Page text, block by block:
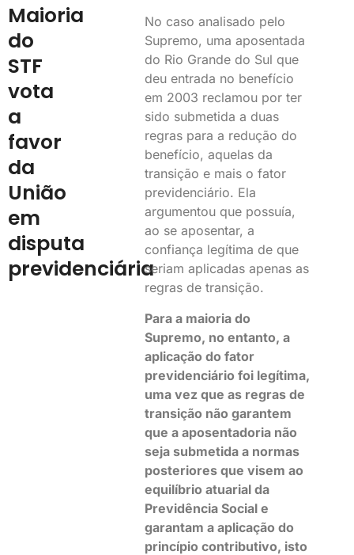
Maioria
do
STF
vota
a
favor
da
União
em
disputa
previdenciária
No caso analisado pelo
Supremo, uma aposentada
do Rio Grande do Sul que
deu entrada no benefício
em 2003 reclamou por ter
sido submetida a duas
regras para a redução do
benefício, aquelas da
transição e mais o fator
previdenciário. Ela
argumentou que possuía,
ao se aposentar, a
confiança legítima de que
seriam aplicadas apenas as
regras de transição.
Para a maioria do
Supremo, no entanto, a
aplicação do fator
previdenciário foi legítima,
uma vez que as regras de
transição não garantem
que a aposentadoria não
seja submetida a normas
posteriores que visem ao
equilíbrio atuarial da
Previdência Social e
garantam a aplicação do
princípio contributivo, isto